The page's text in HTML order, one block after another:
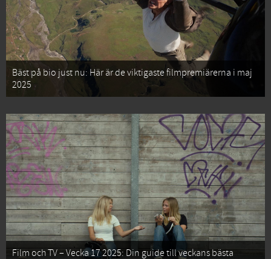
Bäst på bio just nu: Här är de viktigaste filmpremiärerna i maj
2025
Film och TV – Vecka 17 2025: Din guide till veckans bästa